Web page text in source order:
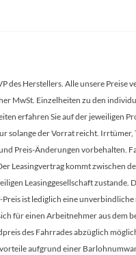
Ladegerät
STANDARD Charger 4A
Schaltwerk
Deore M4120-10
Rahmenmaterial
des Herstellers. Alle unsere Preise
MwSt. Einzelheiten zu den
erfahren Sie auf der jeweiligen
solange der Vorrat reicht. Irrtümer,
Preis-Änderungen vorbehalten.
Leasingvertrag kommt zwischen
Leasinggesellschaft zustande.
ist lediglich eine
für einen Arbeitnehmer aus dem
des Fahrrades abzüglich
aufgrund einer